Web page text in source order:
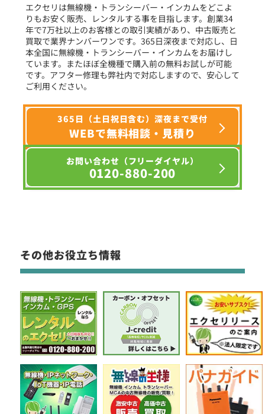
選択条件をリセット
エクセリは無線機・トランシーバー・インカムをどこよ
りもお安く販売、レンタルする事を目指します。創業34
年で7万社以上のお客様との取引実績があり、中古販売と
買取で業界ナンバーワンです。365日深夜まで対応し、日
本全国に無線機・トランシーバー・インカムをお届けし
ています。またほぼ全機種で購入前の無料お試しが可能
です。アフター修理も弊社内で対応しますので、安心して
ご利用ください。
365日（土日祝日含む）深夜まで受付
WEBで無料相談・見積り
お問い合わせ（フリーダイヤル）
0120-880-200
その他お役立ち情報